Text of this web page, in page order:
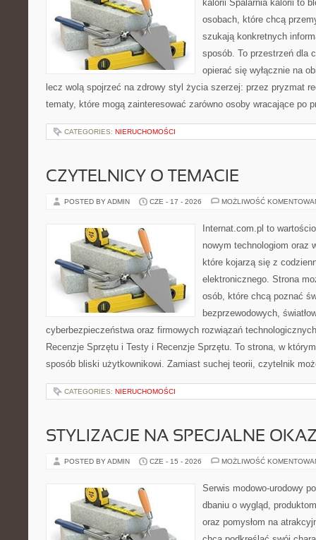
kalorii Spalarnia kalorii to
osobach, które chcą
szukają konkretnych
sposób. To przestrzeń dla
opierać się wyłącznie na
lecz wolą spojrzeć na zdrowy styl życia szerzej: przez pryzmat
tematy, które mogą zainteresować zarówno osoby wracające po
CATEGORIES: NIERUCHOMOŚCI
CZYTELNICY O TEMACIE
POSTED BY ADMIN CZE - 17 - 2026 MOŻLIWOŚĆ
Internat.com.pl to
nowym technologiom oraz
które kojarzą się z
elektronicznego. Strona
osób, które chcą poznać
bezprzewodowych,
cyberbezpieczeństwa oraz firmowych rozwiązań
Recenzje Sprzętu i Testy i Recenzje Sprzętu. To strona, w
sposób bliski użytkownikowi. Zamiast suchej teorii, czytelnik
CATEGORIES: NIERUCHOMOŚCI
STYLIZACJE NA SPECJALNE
POSTED BY ADMIN CZE - 15 - 2026 MOŻLIWOŚĆ
Serwis modowo-urodowy
dbaniu o wygląd,
oraz pomysłom na